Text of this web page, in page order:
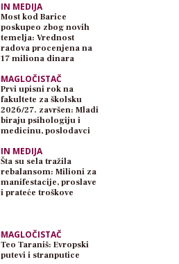
IN MEDIJA
Most kod Barice
poskupeo zbog novih
temelja: Vrednost
radova procenjena na
17 miliona dinara
MAGLOČISTAČ
Prvi upisni rok na
fakultete za školsku
2026/27. završen: Mladi
biraju psihologiju i
medicinu, poslodavci
IN MEDIJA
Šta su sela tražila
rebalansom: Milioni za
manifestacije, proslave
i prateće troškove
MAGLOČISTAČ
Teo Taraniš: Evropski
putevi i stranputice